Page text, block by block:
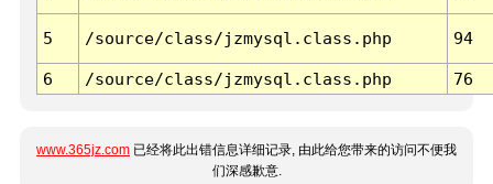
5 /source/class/jzmysql.class.php 94
6 /source/class/jzmysql.class.php 76
www.365jz.com 已经将此出错信息详细记录, 由此给您带来的访问不便我
们深感歉意.